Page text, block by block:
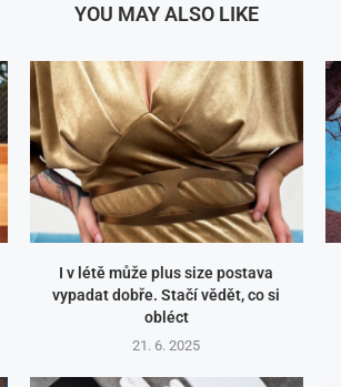
YOU MAY ALSO LIKE
I v létě může plus size postava
vypadat dobře. Stačí vědět, co si
obléct
21. 6. 2025